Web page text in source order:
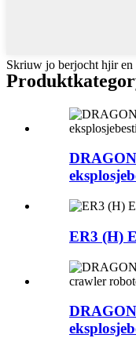
Skriuw jo berjocht hjir en
ER3 (H)